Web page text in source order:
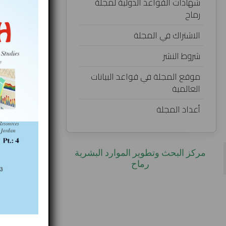
رماح
الاشتراك في المجلة
شروط النشر
موقع المجلة في قواعد البيانات
العالمية
أعداد المجلة
‎مركز البحث وتطوير الموارد البشرية
رماح‎
محمود
جامعة بيروت
تحميل البحث